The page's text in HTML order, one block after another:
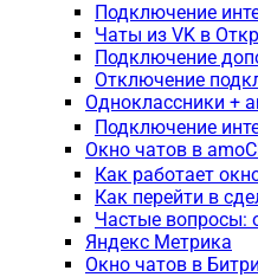
Подключение
Чаты из VK в
Подключение
Отключение
Одноклассники +
Подключение
Окно чатов в
Как работает
Как перейти в
Частые вопросы:
Яндекс Метрика
Окно чатов в